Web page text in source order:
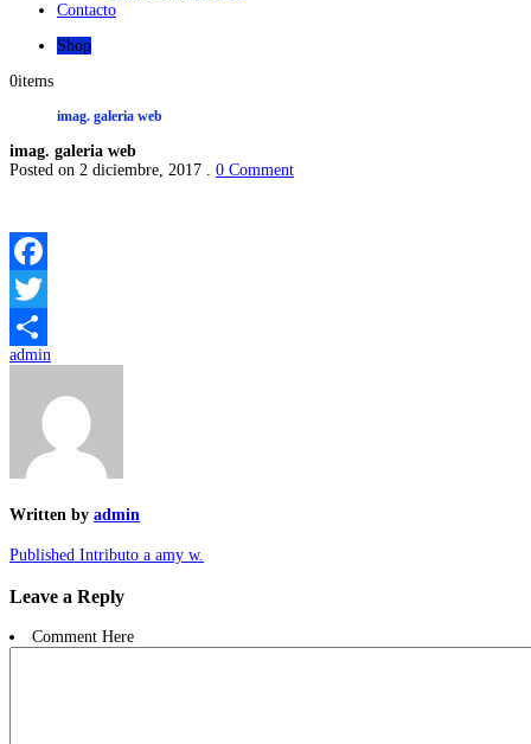
Contacto
Shop
0items
imag. galeria web
imag. galeria web
Posted on 2 diciembre, 2017 . 0 Comment
Facebook
Twitter
Compartir
admin
Written by admin
Published Intributo a amy w.
Leave a Reply
Comment Here